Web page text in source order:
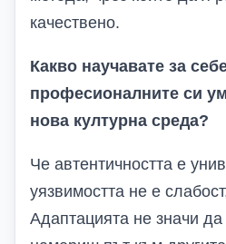
качествено.
Какво научавате за
професионалните си
нова културна среда?
Че автентичността е
уязвимостта не е
Адаптацията не значи